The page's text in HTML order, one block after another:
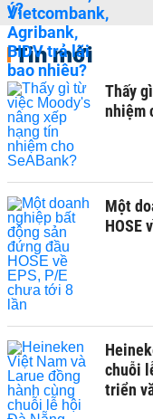
Tin mới
Thấy
nhiệm
Một
HOSE
chuỗi
triển